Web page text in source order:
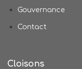
Gouvernance
Contact
Cloisons